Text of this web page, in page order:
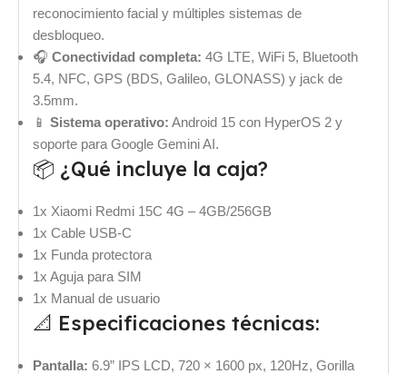
reconocimiento facial y múltiples sistemas de
desbloqueo.
🎧 Conectividad completa: 4G LTE, WiFi 5, Bluetooth
5.4, NFC, GPS (BDS, Galileo, GLONASS) y jack de
3.5mm.
📱 Sistema operativo: Android 15 con HyperOS 2 y
soporte para Google Gemini AI.
📦 ¿Qué incluye la caja?
1x Xiaomi Redmi 15C 4G – 4GB/256GB
1x Cable USB-C
1x Funda protectora
1x Aguja para SIM
1x Manual de usuario
📐 Especificaciones técnicas:
Pantalla: 6.9” IPS LCD, 720 × 1600 px, 120Hz, Gorilla